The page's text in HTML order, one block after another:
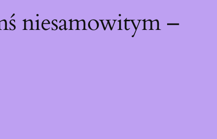
niesamowitym –